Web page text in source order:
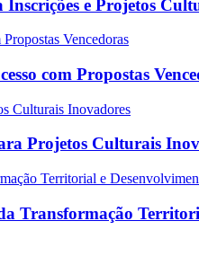
e Projetos
com Propostas
Projetos Culturais
Transformação